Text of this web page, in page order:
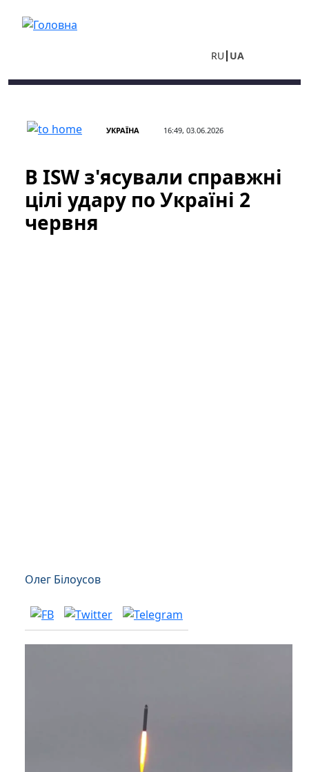
RU UA
УКРАЇНА 16:49, 03.06.2026
В ISW з'ясували справжні
цілі удару по Україні 2
червня
Олег Білоусов